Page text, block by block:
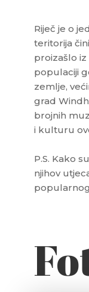
Riječ je o
teritorija
proizašlo
populaciji
zemlje,
grad
brojnih
i kulturu
P.S. Kako
njihov